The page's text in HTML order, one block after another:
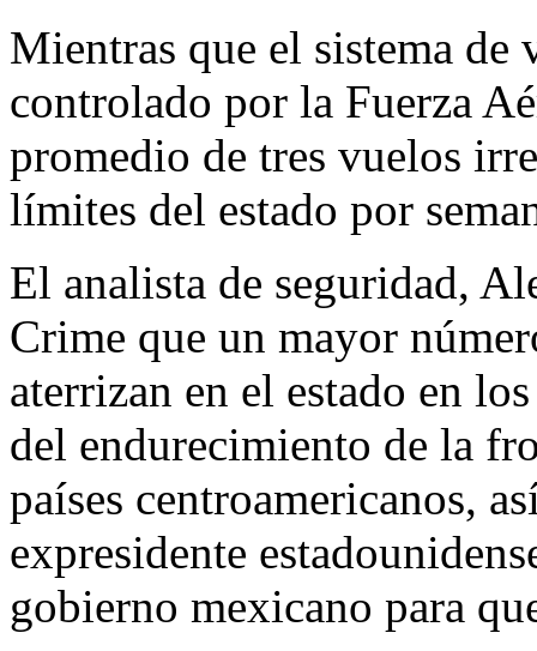
Mientras que el sistema
controlado por la Fuerza
promedio de tres vuelos
límites del estado por
El analista de seguridad,
Crime que un mayor
aterrizan en el estado en
del endurecimiento de la
países centroamericanos,
expresidente
gobierno mexicano para